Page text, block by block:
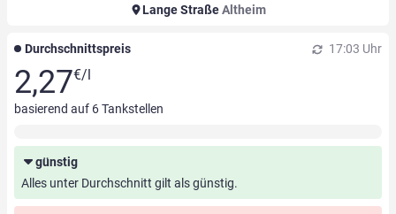
Lange StraßeAltheim
Durchschnittspreis 17:03 Uhr
2,27€/l
basierend auf 6Tankstellen
günstig
Alles unter Durchschnitt gilt als günstig.